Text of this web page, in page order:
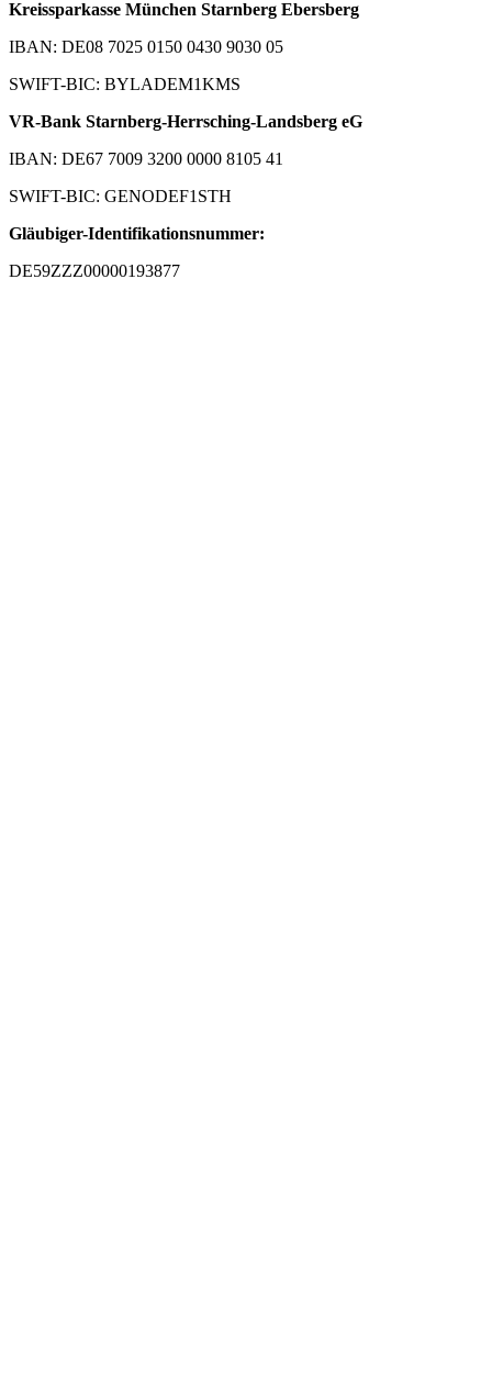
Kreissparkasse München Starnberg Ebersberg
IBAN: DE08 7025 0150 0430 9030 05
SWIFT-BIC: BYLADEM1KMS
VR-Bank Starnberg-Herrsching-Landsberg eG
IBAN: DE67 7009 3200 0000 8105 41
SWIFT-BIC: GENODEF1STH
Gläubiger-Identifikationsnummer:
DE59ZZZ00000193877